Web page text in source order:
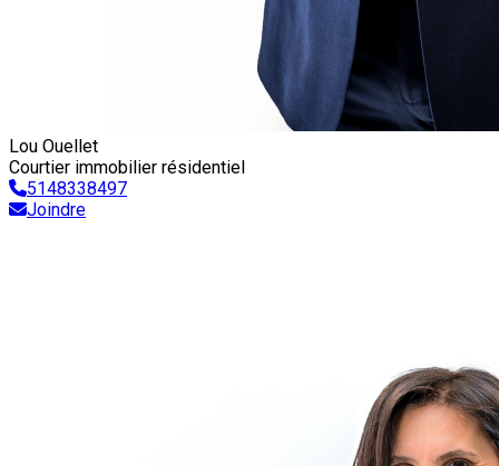
Lou Ouellet
Courtier immobilier résidentiel
5148338497
Joindre